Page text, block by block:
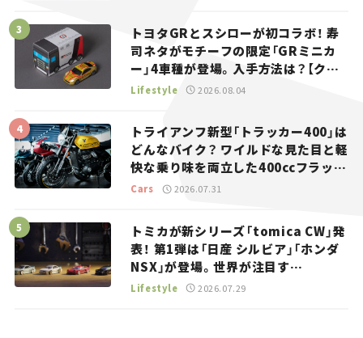
トヨタGRとスシローが初コラボ！ 寿
司ネタがモチーフの限定「GRミニカ
ー」4車種が登場。入手方法は？【クル
マとホビー】
Lifestyle 2026.08.04
トライアンフ新型「トラッカー400」は
どんなバイク？ ワイルドな見た目と軽
快な乗り味を両立した400ccフラット
トラッカー【試乗レビュー】
Cars 2026.07.31
トミカが新シリーズ「tomica CW」発
表！ 第1弾は「日産 シルビア」「ホンダ
NSX」が登場。世界が注目す
る“JDM”に焦点【クルマとホビー】
Lifestyle 2026.07.29